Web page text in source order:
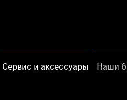
Сервис и аксессуары Наши